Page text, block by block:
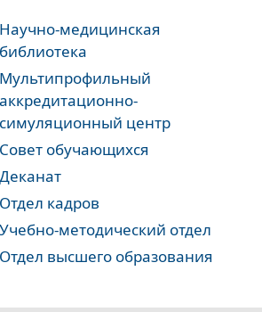
Научно-медицинская
библиотека
Мультипрофильный
аккредитационно-
симуляционный центр
Совет обучающихся
Деканат
Отдел кадров
Учебно-методический отдел
Отдел высшего образования